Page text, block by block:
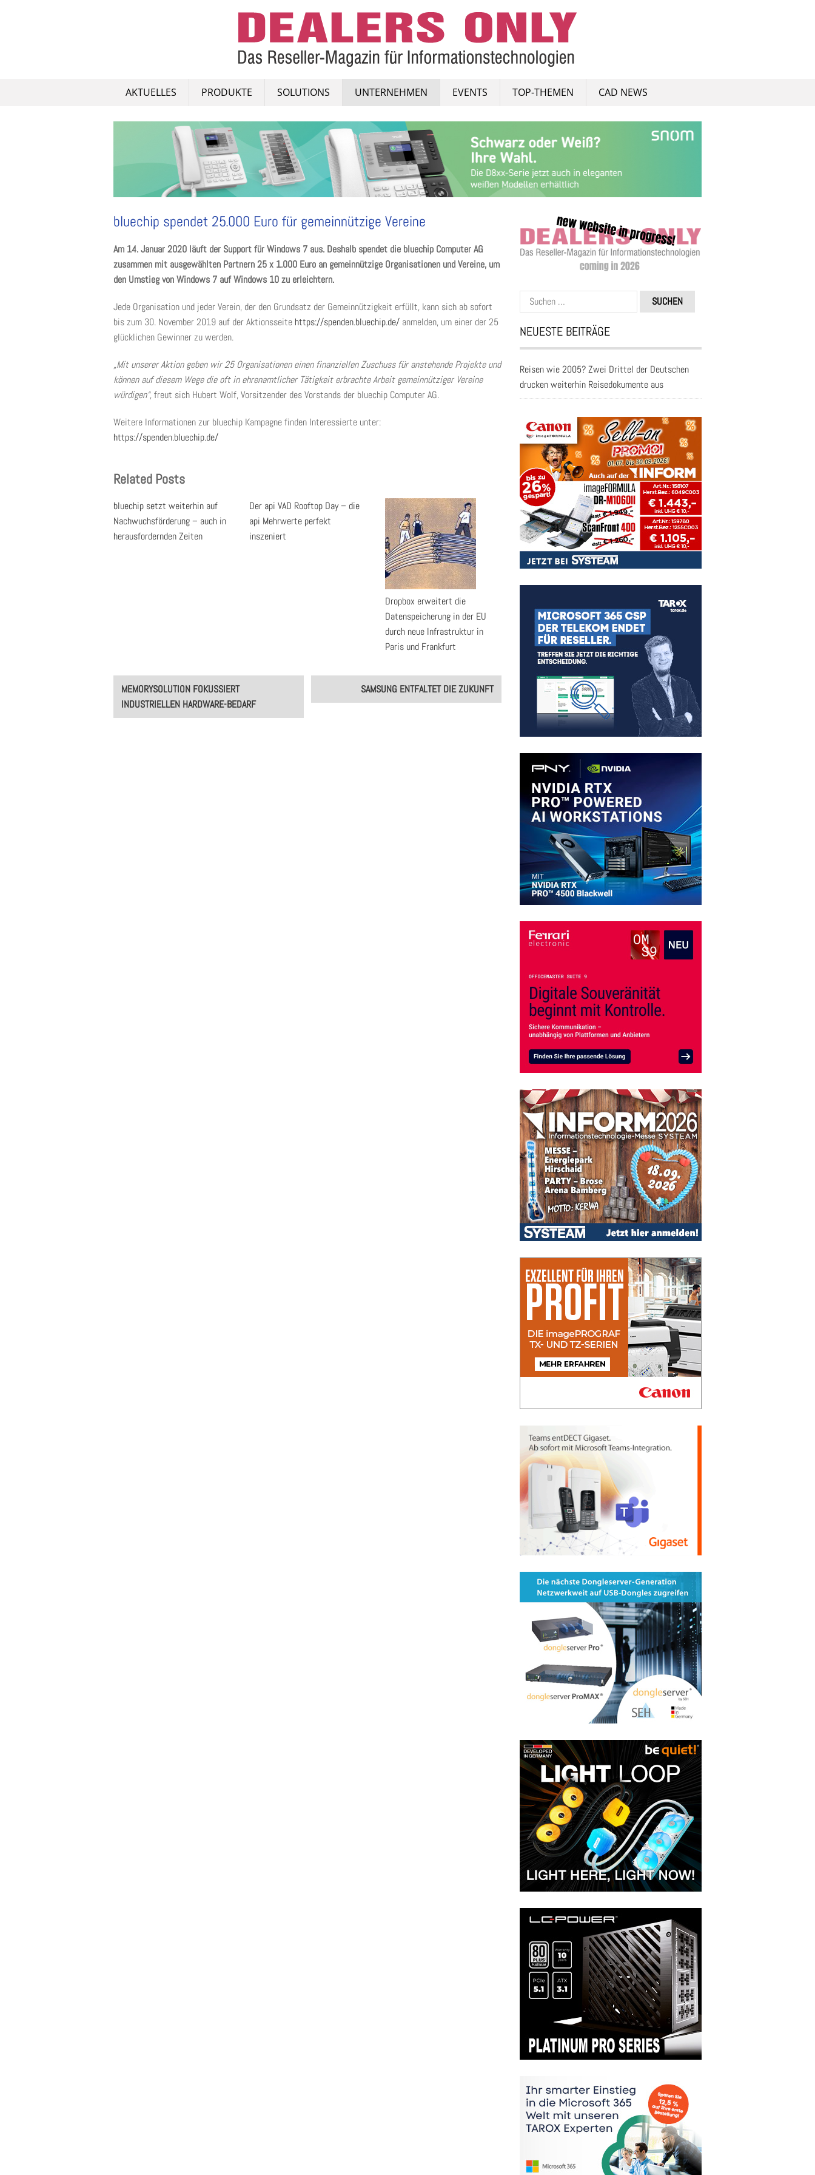
AKTUELLES PRODUKTE SOLUTIONS UNTERNEHMEN EVENTS TOP-THEMEN CAD NEWS
bluechip spendet 25.000 Euro für gemeinnützige Vereine
Am 14. Januar 2020 läuft der Support für Windows 7 aus. Deshalb spendet die bluechip Computer AG
zusammen mit ausgewählten Partnern 25 x 1.000 Euro an gemeinnützige Organisationen und Vereine, um
den Umstieg von Windows 7 auf Windows 10 zu erleichtern.
Jede Organisation und jeder Verein, der den Grundsatz der Gemeinnützigkeit erfüllt, kann sich ab sofort
bis zum 30. November 2019 auf der Aktionsseite https://spenden.bluechip.de/ anmelden, um einer der 25
glücklichen Gewinner zu werden.
„Mit unserer Aktion geben wir 25 Organisationen einen finanziellen Zuschuss für anstehende Projekte und
können auf diesem Wege die oft in ehrenamtlicher Tätigkeit erbrachte Arbeit gemeinnütziger Vereine
würdigen“, freut sich Hubert Wolf, Vorsitzender des Vorstands der bluechip Computer AG.
Weitere Informationen zur bluechip Kampagne finden Interessierte unter:
https://spenden.bluechip.de/
Related Posts
bluechip setzt weiterhin auf
Nachwuchsförderung – auch in
herausfordernden Zeiten
Der api VAD Rooftop Day – die
api Mehrwerte perfekt
inszeniert
Dropbox erweitert die
Datenspeicherung in der EU
durch neue Infrastruktur in
Paris und Frankfurt
Post
navigation
MEMORYSOLUTION FOKUSSIERT
INDUSTRIELLEN HARDWARE-BEDARF
SAMSUNG ENTFALTET DIE ZUKUNFT
Suchen
nach:
NEUESTE BEITRÄGE
Reisen wie 2005? Zwei Drittel der Deutschen
drucken weiterhin Reisedokumente aus